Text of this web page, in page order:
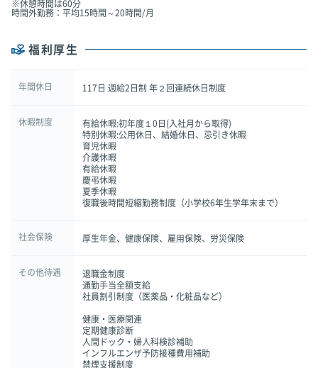
※休憩時間は60分
時間外勤務：平均15時間～20時間/月
福利厚生
年間休日 117日 週給2日制 年２回連続休日制度
休暇制度
有給休暇:初年度１0日(入社月から取得)
特別休暇:公用休日、結婚休日、忌引き休暇
育児休暇
介護休暇
有給休暇
慶弔休暇
夏季休暇
復職後時間短縮勤務制度（小学校6年生学年末まで）
社会保険 厚生年金、健康保険、雇用保険、労災保険
その他待遇
退職金制度
通勤手当全額支給
社員割引制度（医薬品・化粧品など）
健康・医療関連
定期健康診断
人間ドック・婦人科検診補助
インフルエンザ予防接種費用補助
禁煙支援制度